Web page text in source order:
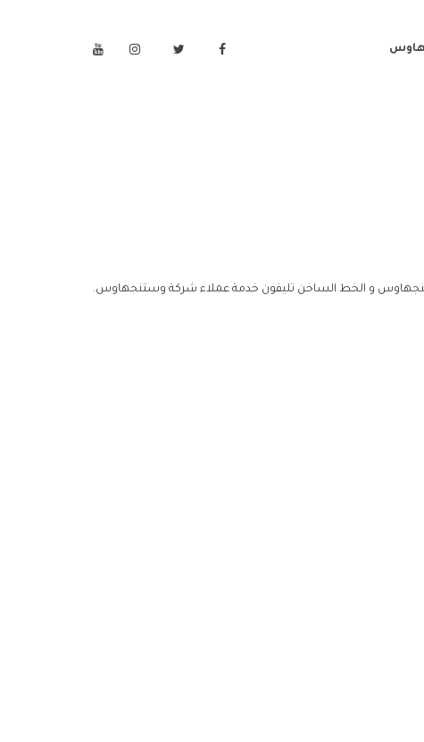
و الخط الساخن تليفون خدمة عملاء شركة وستنجهاوس.